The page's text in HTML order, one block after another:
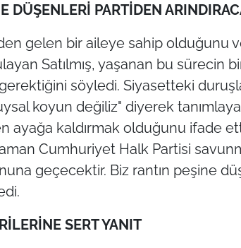
DÜŞENLERİ PARTİDEN
gelen bir aileye sahip olduğunu
Satılmış, yaşanan bu sürecin
gerektiğini söyledi. Siyasetteki
koyun değiliz" diyerek
ayağa kaldırmak olduğunu ifade
Cumhuriyet Halk Partisi
geçecektir. Biz rantın peşine
SERT YANIT